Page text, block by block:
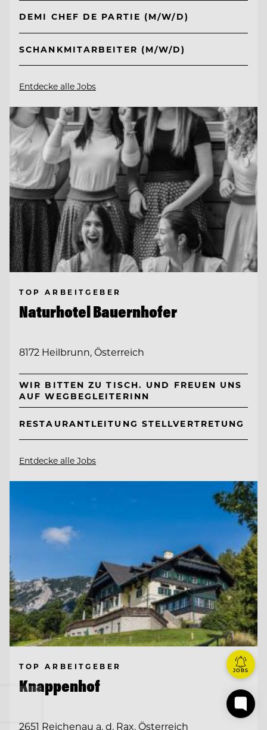
DEMI CHEF DE PARTIE (M/W/D)
SCHANKMITARBEITER (M/W/D)
Entdecke alle Jobs
TOP ARBEITGEBER
Naturhotel Bauernhofer
8172 Heilbrunn, Österreich
WIR BITTEN ZU TISCH. UND FREUEN UNS
AUF WEGBEGLEITERINN
RESTAURANTLEITUNG STELLVERTRETUNG
Entdecke alle Jobs
TOP ARBEITGEBER
Knappenhof
2651 Reichenau a. d. Rax, Österreich
JOBS